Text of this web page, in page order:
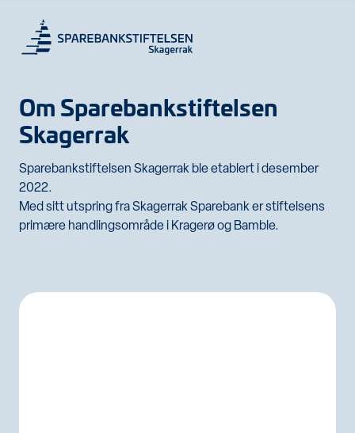
Om Sparebankstiftelsen
Skagerrak
Sparebankstiftelsen Skagerrak ble etablert i desember
2022.
Med sitt utspring fra Skagerrak Sparebank er stiftelsens
primære handlingsområde i Kragerø og Bamble.